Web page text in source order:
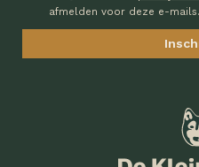
afmelden voor deze e-mails.